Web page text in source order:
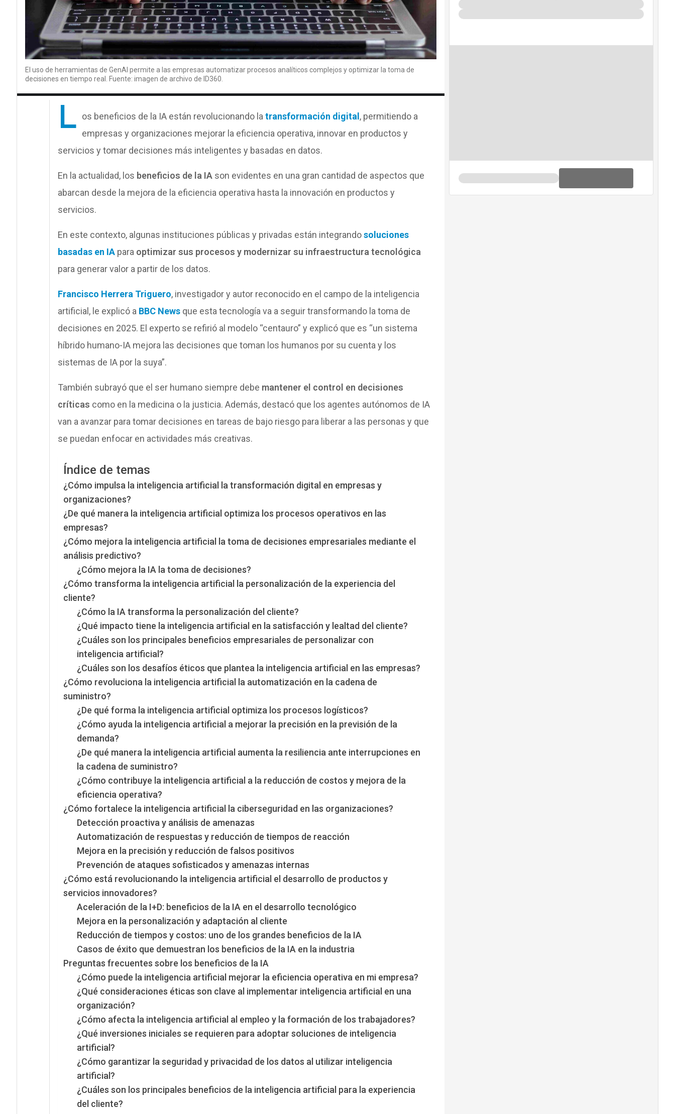
El uso de herramientas de GenAI permite a las empresas automatizar procesos analíticos complejos y optimizar la toma de
decisiones en tiempo real. Fuente: imagen de archivo de ID360.
L os beneficios de la IA están revolucionando latransformación digital , permitiendo a
empresas y organizaciones mejorar la eficiencia operativa, innovar en productos y
servicios y tomar decisiones más inteligentes y basadas en datos.
En la actualidad, los beneficios de la IAson evidentes en una gran cantidad de aspectos que
abarcan desde la mejora de la eficiencia operativa hasta la innovación en productos y
servicios.
En este contexto, algunas instituciones públicas y privadas están integrandosoluciones
basadas en IAparaoptimizar sus procesos y modernizar su infraestructura tecnológica
para generar valor a partir de los datos.
Francisco Herrera Triguero, investigador y autor reconocido en el campo de la inteligencia
artificial, le explicó a BBC Newsque esta tecnología va a seguir transformando la toma de
decisiones en 2025. El experto se refirió al modelo “centauro” y explicó que es “un sistema
híbrido humano-IA mejora las decisiones que toman los humanos por su cuenta y los
sistemas de IA por la suya”.
También subrayó que el ser humano siempre debe mantener el control en decisiones
críticas como en la medicina o la justicia. Además, destacó que los agentes autónomos de IA
van a avanzar para tomar decisiones en tareas de bajo riesgo para liberar a las personas y que
se puedan enfocar en actividades más creativas.
Índice de temas
¿Cómo impulsa la inteligencia artificial la transformación digital en empresas y
organizaciones?
¿De qué manera la inteligencia artificial optimiza los procesos operativos en las
empresas?
¿Cómo mejora la inteligencia artificial la toma de decisiones empresariales mediante el
análisis predictivo?
¿Cómo mejora la IA la toma de decisiones?
¿Cómo transforma la inteligencia artificial la personalización de la experiencia del
cliente?
¿Cómo la IA transforma la personalización del cliente?
¿Qué impacto tiene la inteligencia artificial en la satisfacción y lealtad del cliente?
¿Cuáles son los principales beneficios empresariales de personalizar con
inteligencia artificial?
¿Cuáles son los desafíos éticos que plantea la inteligencia artificial en las empresas?
¿Cómo revoluciona la inteligencia artificial la automatización en la cadena de
suministro?
¿De qué forma la inteligencia artificial optimiza los procesos logísticos?
¿Cómo ayuda la inteligencia artificial a mejorar la precisión en la previsión de la
demanda?
¿De qué manera la inteligencia artificial aumenta la resiliencia ante interrupciones en
la cadena de suministro?
¿Cómo contribuye la inteligencia artificial a la reducción de costos y mejora de la
eficiencia operativa?
¿Cómo fortalece la inteligencia artificial la ciberseguridad en las organizaciones?
Detección proactiva y análisis de amenazas
Automatización de respuestas y reducción de tiempos de reacción
Mejora en la precisión y reducción de falsos positivos
Prevención de ataques sofisticados y amenazas internas
¿Cómo está revolucionando la inteligencia artificial el desarrollo de productos y
servicios innovadores?
Aceleración de la I+D: beneficios de la IA en el desarrollo tecnológico
Mejora en la personalización y adaptación al cliente
Reducción de tiempos y costos: uno de los grandes beneficios de la IA
Casos de éxito que demuestran los beneficios de la IA en la industria
Preguntas frecuentes sobre los beneficios de la IA
¿Cómo puede la inteligencia artificial mejorar la eficiencia operativa en mi empresa?
¿Qué consideraciones éticas son clave al implementar inteligencia artificial en una
organización?
¿Cómo afecta la inteligencia artificial al empleo y la formación de los trabajadores?
¿Qué inversiones iniciales se requieren para adoptar soluciones de inteligencia
artificial?
¿Cómo garantizar la seguridad y privacidad de los datos al utilizar inteligencia
artificial?
¿Cuáles son los principales beneficios de la inteligencia artificial para la experiencia
del cliente?